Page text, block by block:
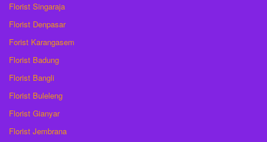
Florist Singaraja
Florist Denpasar
Forist Karangasem
Florist Badung
Florist Bangli
Florist Buleleng
Florist Gianyar
Florist Jembrana